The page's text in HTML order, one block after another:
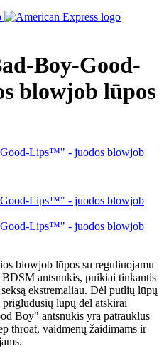
Boy-Good-
blowjob lūpos
blowjob lūpos su reguliuojamu
antsnukis, puikiai tinkantis
ekstremaliau. Dėl putlių lūpų
lūpų dėl atskirai
Boy" antsnukis yra patrauklus
throat, vaidmenų žaidimams ir